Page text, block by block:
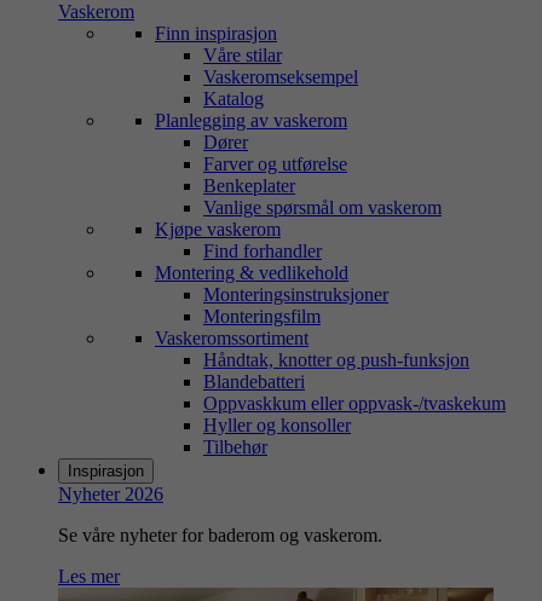
Vaskerom
Finn inspirasjon
Våre stilar
Vaskeromseksempel
Katalog
Planlegging av vaskerom
Dører
Farver og utførelse
Benkeplater
Vanlige spørsmål om vaskerom
Kjøpe vaskerom
Find forhandler
Montering & vedlikehold
Monteringsinstruksjoner
Monteringsfilm
Vaskeromssortiment
Håndtak, knotter og push-funksjon
Blandebatteri
Oppvaskkum eller oppvask-/tvaskekum
Hyller og konsoller
Tilbehør
Inspirasjon
Nyheter 2026
Se våre nyheter for baderom og vaskerom.
Les mer